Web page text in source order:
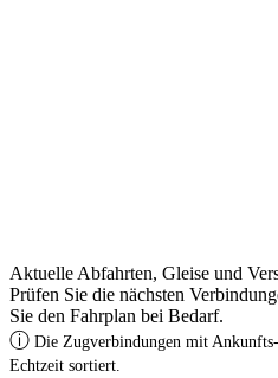
Aktuelle Abfahrten, Gleise und
Prüfen Sie die nächsten
Sie den Fahrplan bei Bedarf.
ⓘ Die Zugverbindungen mit
Echtzeit sortiert.